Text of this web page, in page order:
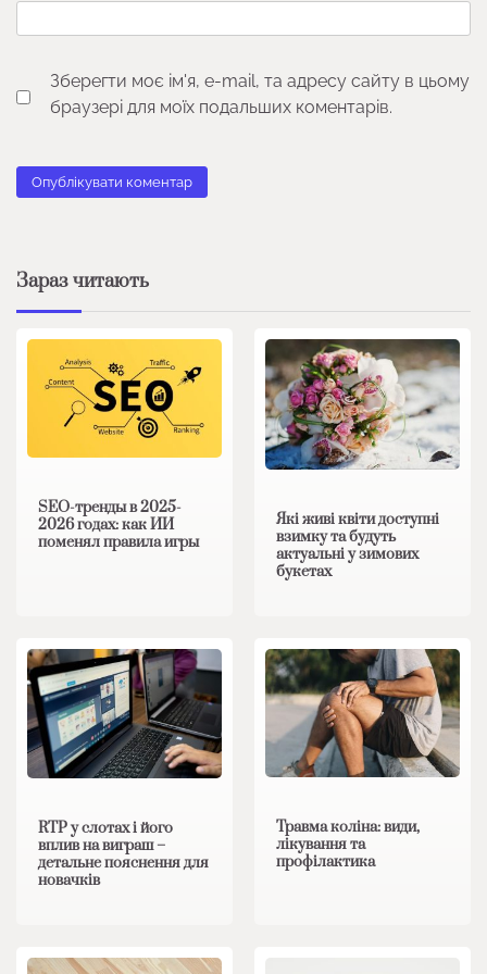
Зберегти моє ім'я, e-mail, та адресу сайту в цьому
браузері для моїх подальших коментарів.
Зараз читають
SEO-тренды в 2025-
2026 годах: как ИИ
поменял правила игры
Які живі квіти доступні
взимку та будуть
актуальні у зимових
букетах
RTP у слотах і його
вплив на виграш –
детальне пояснення для
новачків
Травма коліна: види,
лікування та
профілактика